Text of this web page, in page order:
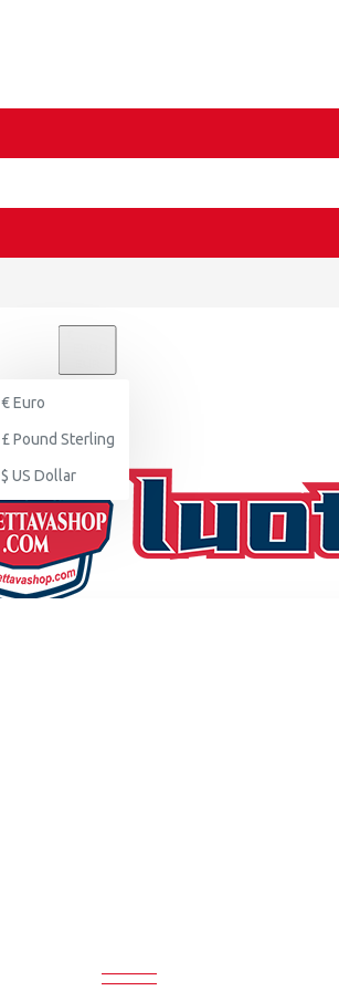
€Euro
£ Pound Sterling
$ US Dollar